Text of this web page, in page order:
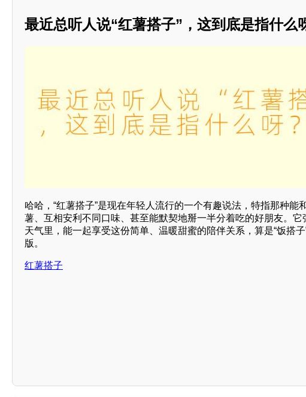
最近总听人说“红薯搭子”，这到底是指什么
哈哈，“红薯搭子”是现在年轻人流行的一个有趣说法，特指那种能
薯、互相安利不同口味、甚至能默契地掰一半分着吃的好朋友。它
天气里，能一起享受这份简单、温暖甜蜜的陪伴关系，算是“饭搭
版。
红薯搭子